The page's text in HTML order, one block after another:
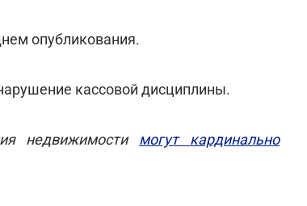
опубликования.
кассовой дисциплины.
недвижимости могут кардинально